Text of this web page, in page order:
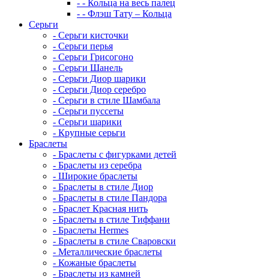
- - Кольца на весь палец
- - Флэш Тату – Кольца
Серьги
- Серьги кисточки
- Серьги перья
- Серьги Грисогоно
- Серьги Шанель
- Серьги Диор шарики
- Серьги Диор серебро
- Серьги в стиле Шамбала
- Серьги пуссеты
- Серьги шарики
- Крупные серьги
Браслеты
- Браслеты с фигурками детей
- Браслеты из серебра
- Широкие браслеты
- Браслеты в стиле Диор
- Браслеты в стиле Пандора
- Браслет Красная нить
- Браслеты в стиле Тиффани
- Браслеты Hermes
- Браслеты в стиле Сваровски
- Металлические браслеты
- Кожаные браслеты
- Браслеты из камней